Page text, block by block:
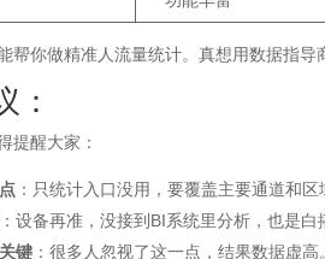
帮你做精准人流量统计。真想用数据指导
：
提醒大家：
：只统计入口没用，要覆盖主要通道和区
：设备再准，没接到BI系统里分析，也是白
键 ：很多人忽视了这一点，结果数据虚高